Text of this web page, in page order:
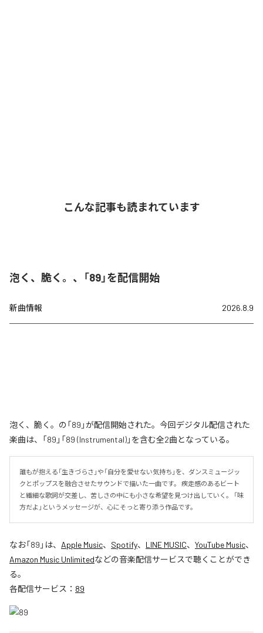
こんな記事も読まれています
泡く、脆く。、「89」を配信開始
新曲情報 2026.8.9
泡く、脆く。の「89」が配信開始された。今回デジタル配信された
楽曲は、「89」「89 (Instrumental)」を含む全2曲となっている。
誰もが抱える「生きづらさ」や「自分を愛せない気持ち」を、ダンスミュージッ
クとポップスを融合させたサウンドで描いた一曲です。 疾走感のあるビート
と繊細な歌詞が交差し、苦しさの中にも小さな希望を見つけ出していく。 「味
方だよ」というメッセージが、心にそっと寄り添う作品です。
なお「89 」は、 Apple Music、 Spotify、 LINE MUSIC、 YouTube Music、
Amazon Music Unlimitedなどの音楽配信サービスで聴くことができ
る。
各配信サービス： 89